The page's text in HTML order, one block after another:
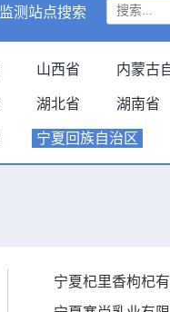
监测站点搜索
山西省 内蒙古
湖北省 湖南省
宁夏回族自治区
宁夏杞里香枸杞